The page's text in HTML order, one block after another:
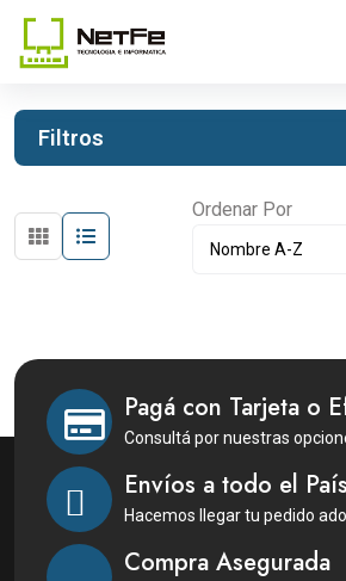
INICIOSONIDO
Filtros
Ordenar Por
Pagá con Tarjeta o
Consultá por nuestras
Envíos a todo el País
Hacemos llegar tu pedido
Compra Asegurada